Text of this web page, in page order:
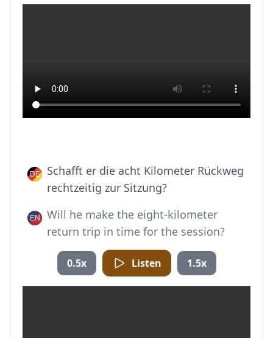
Schafft er die acht Kilometer Rückweg
rechtzeitig zur Sitzung?
Will he make the eight-kilometer
return trip in time for the session?
0.5x Listen 1.5x